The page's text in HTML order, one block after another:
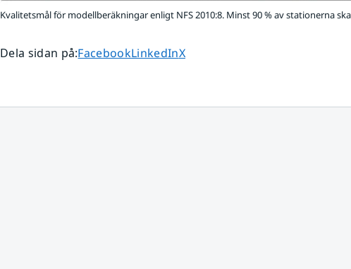
Kvalitetsmål för modellberäkningar enligt NFS 2010:8. Minst 90 % av stationerna
Dela sidan på:Dela sidan på
FacebookDela sidan på
LinkedInDela sidan på
X